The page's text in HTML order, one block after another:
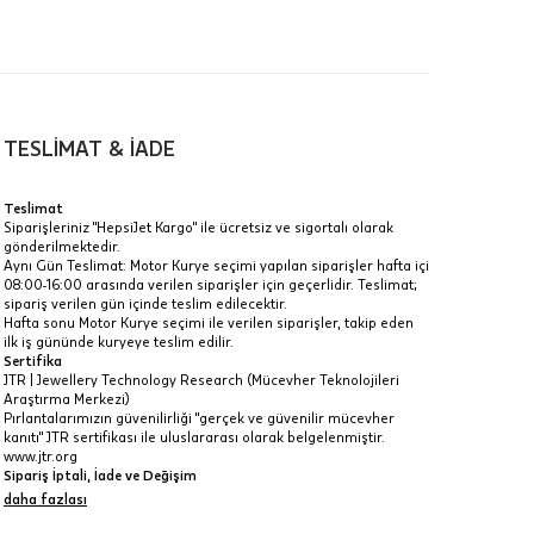
ancak
Taksit Toplamı
39.730 ₺
39.730 ₺
TESLİMAT & İADE
Teslimat
Siparişleriniz "HepsiJet Kargo" ile ücretsiz ve sigortalı olarak
gönderilmektedir.
Aynı Gün Teslimat: Motor Kurye seçimi yapılan siparişler hafta içi
08:00-16:00 arasında verilen siparişler için geçerlidir. Teslimat;
sipariş verilen gün içinde teslim edilecektir.
Hafta sonu Motor Kurye seçimi ile verilen siparişler, takip eden
ilk iş gününde kuryeye teslim edilir.
Sertifika
JTR | Jewellery Technology Research (Mücevher Teknolojileri
Araştırma Merkezi)
Pırlantalarımızın güvenilirliği "gerçek ve güvenilir mücevher
kanıtı" JTR sertifikası ile uluslararası olarak belgelenmiştir.
www.jtr.org
Sipariş İptali, İade ve Değişim
İptal: Kargoya verilmeyen veya faturası oluşmayan siparişlerinizi
daha fazlası